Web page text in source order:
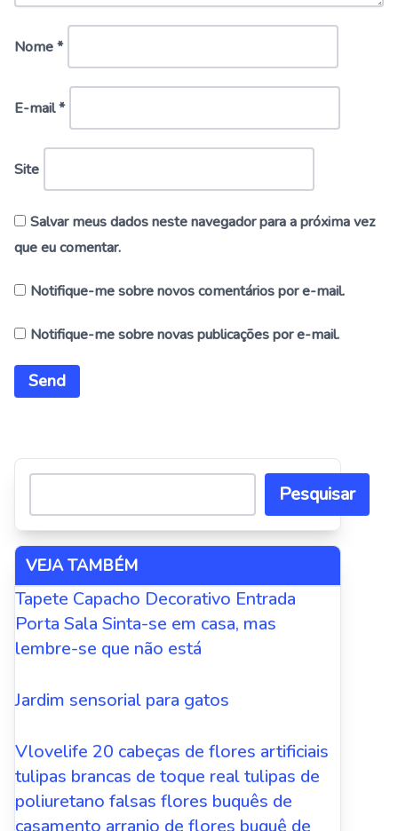
Nome*
E-mail*
Site
Salvar meus dados neste navegador para a próxima vez
que eu comentar.
Notifique-me sobre novos comentários por e-mail.
Notifique-me sobre novas publicações por e-mail.
Pesquisar
VEJA TAMBÉM
Tapete Capacho Decorativo Entrada
Porta Sala Sinta-se em casa, mas
lembre-se que não está
Jardim sensorial para gatos
Vlovelife 20 cabeças de flores artificiais
tulipas brancas de toque real tulipas de
poliuretano falsas flores buquês de